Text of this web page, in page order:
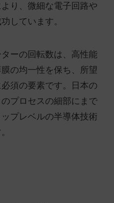
り、微細な電子回路や
しています。
ーの回転数は、高性能
の均一性を保ち、所望
須の要素です。日本の
プロセスの細部にまで
プレベルの半導体技術